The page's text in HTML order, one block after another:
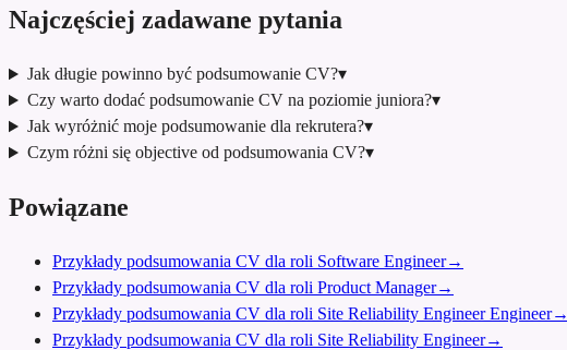
Najczęściej zadawane pytania
Jak długie powinno być podsumowanie CV?▾
Czy warto dodać podsumowanie CV na poziomie juniora?▾
Jak wyróżnić moje podsumowanie dla rekrutera?▾
Czym różni się objective od podsumowania CV?▾
Powiązane
Przykłady podsumowania CV dla roli Software Engineer→
Przykłady podsumowania CV dla roli Product Manager→
Przykłady podsumowania CV dla roli Site Reliability Engineer Engineer→
Przykłady podsumowania CV dla roli Site Reliability Engineer→